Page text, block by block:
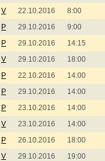
V 22.10.2016 8:00
P 29.10.2016 9:00
P 29.10.2016 14:15
V 29.10.2016 18:00
P 22.10.2016 14:00
P 29.10.2016 14:00
P 23.10.2016 14:00
V 23.10.2016 14:00
P 26.10.2016 18:00
V 29.10.2016 19:00